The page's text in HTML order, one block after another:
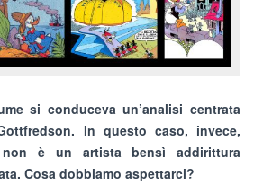
si conduceva un’analisi centrata
In questo caso, invece,
è un artista bensì addirittura
Cosa dobbiamo aspettarci?